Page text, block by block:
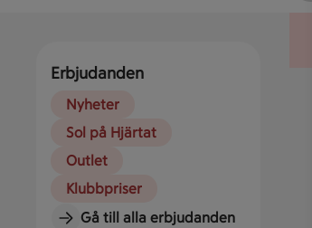
Erbjudanden
Nyheter
Sol på Hjärtat
Outlet
Klubbpriser
Gå till alla erbjudanden